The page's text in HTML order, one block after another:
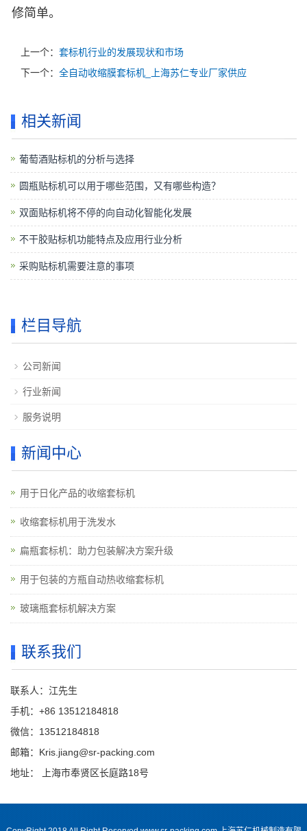
修简单。
上一个： 套标机行业的发展现状和市场
下一个： 全自动收缩膜套标机_上海苏仁专业厂家供应
相关新闻
葡萄酒贴标机的分析与选择
圆瓶贴标机可以用于哪些范围，又有哪些构造？
双面贴标机将不停的向自动化智能化发展
不干胶贴标机功能特点及应用行业分析
采购贴标机需要注意的事项
栏目导航
公司新闻
行业新闻
服务说明
新闻中心
用于日化产品的收缩套标机
收缩套标机用于洗发水
扁瓶套标机：助力包装解决方案升级
用于包装的方瓶自动热收缩套标机
玻璃瓶套标机解决方案
联系我们
联系人：江先生
手机：+86 13512184818
微信：13512184818
邮箱：Kris.jiang@sr-packing.com
地址： 上海市奉贤区长庭路18号